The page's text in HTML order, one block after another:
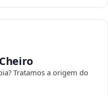
Tratamos a origem do